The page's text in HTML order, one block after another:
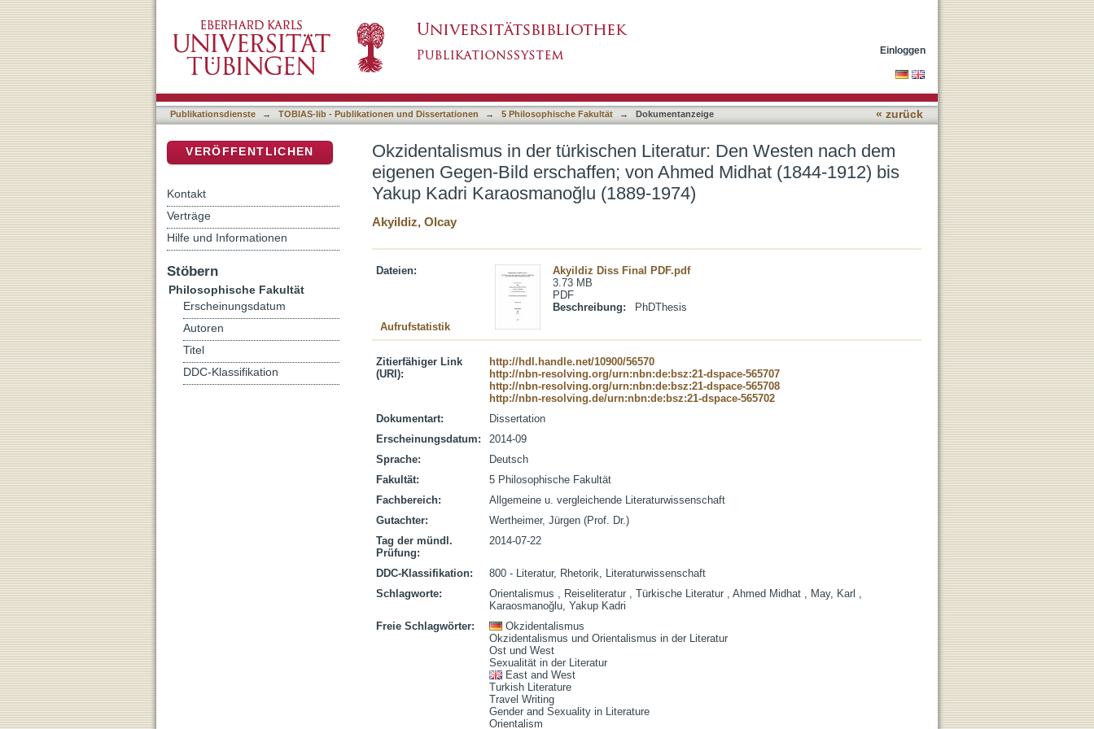
erschaffen; von Ahmed Midhat (1844-1912) bis Yakup Kadri Karaosmanoğlu (1889-1974)
Einloggen
Publikationsdienste → TOBIAS-lib - Publikationen und Dissertationen → 5 Philosophische Fakultät → Dokumentanzeige « zurück
Okzidentalismus in der türkischen Literatur: Den Westen nach dem
eigenen Gegen-Bild erschaffen; von Ahmed Midhat (1844-1912) bis
Yakup Kadri Karaosmanoğlu (1889-1974)
Akyildiz, Olcay
Dateien:
Akyildiz Diss Final PDF.pdf
3.73 MB
PDF
Beschreibung:
PhDThesis
Aufrufstatistik
Zitierfähiger Link
(URI):
http://hdl.handle.net/10900/56570
http://nbn-resolving.org/urn:nbn:de:bsz:21-dspace-565707
http://nbn-resolving.org/urn:nbn:de:bsz:21-dspace-565708
http://nbn-resolving.de/urn:nbn:de:bsz:21-dspace-565702
Dokumentart:
Dissertation
Erscheinungsdatum:
2014-09
Sprache:
Deutsch
Fakultät:
5 Philosophische Fakultät
Fachbereich:
Allgemeine u. vergleichende Literaturwissenschaft
Gutachter:
Wertheimer, Jürgen (Prof. Dr.)
Tag der mündl.
Prüfung:
2014-07-22
DDC-Klassifikation:
800 - Literatur, Rhetorik, Literaturwissenschaft
Schlagworte:
Orientalismus , Reiseliteratur , Türkische Literatur , Ahmed Midhat , May, Karl ,
Karaosmanoğlu, Yakup Kadri
Freie Schlagwörter:
Okzidentalismus
Okzidentalismus und Orientalismus in der Literatur
Ost und West
Sexualität in der Literatur
East and West
Turkish Literature
Travel Writing
Gender and Sexuality in Literature
Orientalism
VERÖFFENTLICHEN
Kontakt
Verträge
Hilfe und Informationen
Stöbern
Philosophische Fakultät
Erscheinungsdatum
Autoren
Titel
DDC-Klassifikation